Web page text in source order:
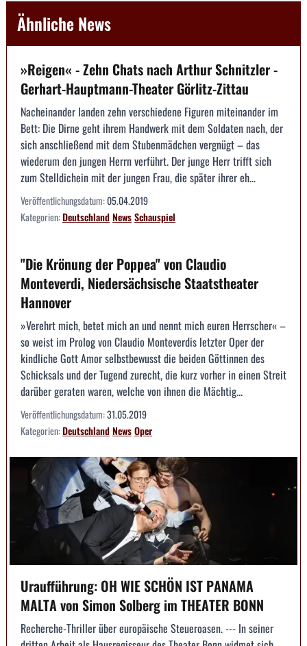
Ähnliche News
»Reigen« - Zehn Chats nach Arthur Schnitzler -
Gerhart-Hauptmann-Theater Görlitz-Zittau
Nacheinander landen zehn verschiedene Figuren miteinander im
Bett: Die Dirne geht ihrem Handwerk mit dem Soldaten nach, der
sich anschließend mit dem Stubenmädchen vergnügt – das
wiederum den jungen Herrn verführt. Der junge Herr trifft sich
zum Stelldichein mit der jungen Frau, die später ihrer eh...
Veröffentlichungsdatum:05.04.2019
Kategorien:DeutschlandNewsSchauspiel
"Die Krönung der Poppea" von Claudio
Monteverdi, Niedersächsische Staatstheater
Hannover
»Verehrt mich, betet mich an und nennt mich euren Herrscher« –
so weist im Prolog von Claudio Monteverdis letzter Oper der
kindliche Gott Amor selbstbewusst die beiden Göttinnen des
Schicksals und der Tugend zurecht, die kurz vorher in einen Streit
darüber geraten waren, welche von ihnen die Mächtig...
Veröffentlichungsdatum:31.05.2019
Kategorien:DeutschlandNewsOper
Uraufführung: OH WIE SCHÖN IST PANAMA
MALTA von Simon Solberg im THEATER BONN
Recherche-Thriller über europäische Steueroasen. --- In seiner